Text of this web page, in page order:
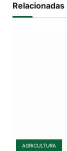
Relacionadas
AGRICULTURA